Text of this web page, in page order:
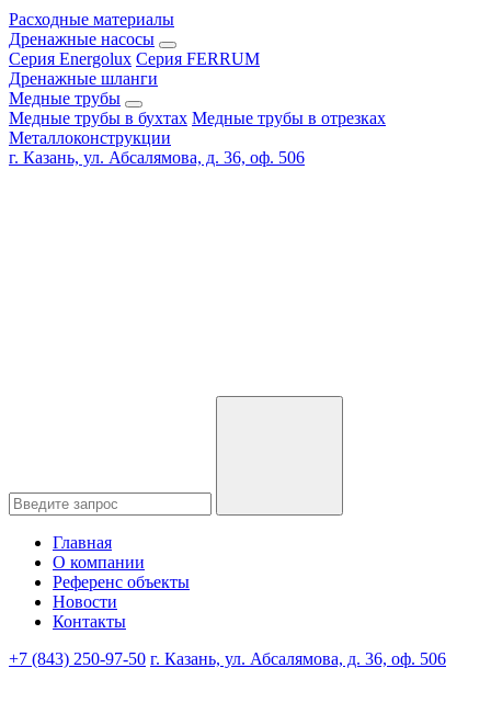
Расходные материалы
Дренажные насосы
Серия Energolux Серия FERRUM
Дренажные шланги
Медные трубы
Медные трубы в бухтах Медные трубы в отрезках
Металлоконструкции
г. Казань, ул. Абсалямова, д. 36, оф. 506
Главная
О компании
Референс объекты
Новости
Контакты
+7 (843) 250-97-50 г. Казань, ул. Абсалямова, д. 36, оф. 506